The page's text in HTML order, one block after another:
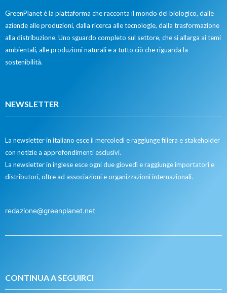
GreenPlanet è la piattaforma che racconta il mondo del biologico, dalle
aziende alle produzioni, dalla ricerca alle tecnologie, dalla trasformazione
alla distribuzione. Uno sguardo completo sul settore, che si allarga ai temi
ambientali, alle produzioni naturali e a tutto ciò che riguarda la
sostenibilità.
NEWSLETTER
La newsletter in italiano esce il mercoledì e raggiunge filiera e stakeholder
con notizie a approfondimenti esclusivi.
La newsletter in inglese esce ogni due giovedì e raggiunge importatori e
distributori, oltre ad associazioni e organizzazioni internazionali.
redazione@greenplanet.net
CONTINUA A SEGUIRCI